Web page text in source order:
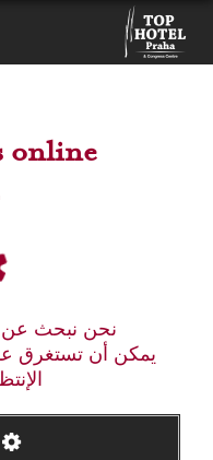
online
نحن نبحث عن
يمكن أن تستغرق